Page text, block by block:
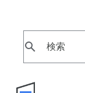
search